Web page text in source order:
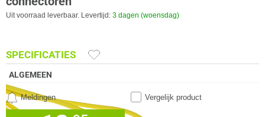
Uit voorraad leverbaar. Levertijd: 3 dagen (woensdag)
Vergelijk product
Meldingen
SPECIFICATIES
ALGEMEEN
Eigenschap
Aantal vezels
Buitendiameter
2 mm